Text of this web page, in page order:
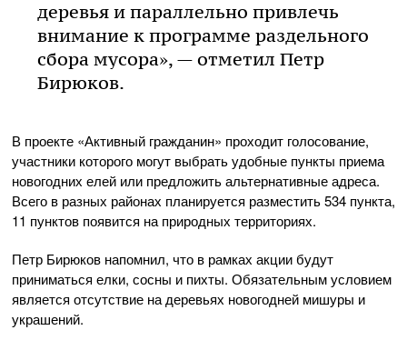
деревья и параллельно привлечь
внимание к программе раздельного
сбора мусора», — отметил Петр
Бирюков.
В проекте «Активный гражданин» проходит голосование,
участники которого могут выбрать удобные пункты приема
новогодних елей или предложить альтернативные адреса.
Всего в разных районах планируется разместить 534 пункта,
11 пунктов появится на природных территориях.
Петр Бирюков напомнил, что в рамках акции будут
приниматься елки, сосны и пихты. Обязательным условием
является отсутствие на деревьях новогодней мишуры и
украшений.